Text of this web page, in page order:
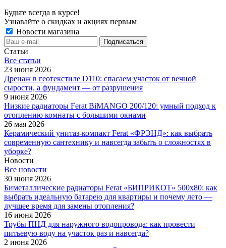
Будьте всегда в курсе!
Узнавайте о скидках и акциях первым
Новости магазина
Статьи
Все cтатьи
23 июня 2026
Дренаж в геотекстиле D110: спасаем участок от вечной
сырости, а фундамент — от разрушения
9 июня 2026
Низкие радиаторы Ferat BiMANGO 200/120: умный подход к
отоплению комнаты с большими окнами
26 мая 2026
Керамический унитаз-компакт Ferat «ФРЭНД»: как выбрать
современную сантехнику и навсегда забыть о сложностях в
уборке?
Новости
Все новости
30 июня 2026
Биметаллические радиаторы Ferat «БИПРИКОТ» 500x80: как
выбрать идеальную батарею для квартиры и почему лето —
лучшее время для замены отопления?
16 июня 2026
Трубы ПНД для наружного водопровода: как провести
питьевую воду на участок раз и навсегда?
2 июня 2026